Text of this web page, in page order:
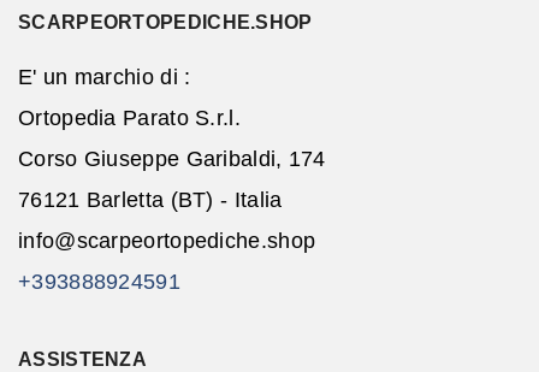
SCARPEORTOPEDICHE.SHOP
E' un marchio di :
Ortopedia Parato S.r.l.
Corso Giuseppe Garibaldi, 174
76121 Barletta (BT) - Italia
info@scarpeortopediche.shop
+393888924591
ASSISTENZA